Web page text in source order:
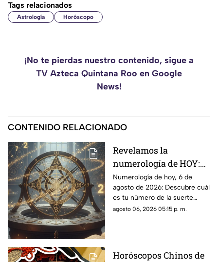
Tags relacionados
Astrología Horóscopo
¡No te pierdas nuestro contenido, sigue a
TV Azteca Quintana Roo en Google
News!
CONTENIDO RELACIONADO
Revelamos la
numerología de HOY:
Conoce el número de la
suerte de este jueves 6
de agosto de 2026, para
cada signo del zodiaco
Numerología de hoy, 6 de
agosto de 2026: Descubre cuál
es tu número de la suerte
según tu signo zodiacal.
agosto 06, 2026 05:15 p. m.
Horóscopos Chinos de